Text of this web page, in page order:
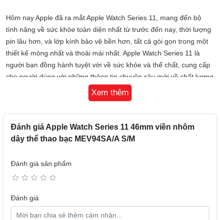
Hôm nay Apple đã ra mắt Apple Watch Series 11, mang đến bộ
tính năng về sức khỏe toàn diện nhất từ trước đến nay, thời lượng
pin lâu hơn, và lớp kính bảo vệ bền hơn, tất cả gói gọn trong một
thiết kế mỏng nhất và thoải mái nhất. Apple Watch Series 11 là
người bạn đồng hành tuyệt vời về sức khỏe và thể chất, cung cấp
cho người dùng với những thông tin chuyên sâu mới về chất lượng
giấc ngủ với điểm số giấc ngủ, bổ sung vào bộ tính năng sức khỏe
mạnh mẽ có trong thiết bị. Với thời lượng pin lên đến 24 giờ và
màn hình Ion-X chống trầy xước gấp 2 lần, việc đeo Apple Watch
cả ngày lẫn đêm đã trở nên thuận tiện hơn bao giờ hết. Hệ điều
hành watchOS 26 mang đến nhiều tính năng cá nhân hóa hơn để
Workout Buddy được hỗ trợ bởi Apple Intelligence, cử chỉ lắc cổ
cũng như màu đen bóng, vàng hồng và bạc, cùng với vỏ titan
đánh bóng màu tự nhiên, gold và xám đá phiến.
Xem thêm
Đánh giá Apple Watch Series 11 46mm viền nhôm
dây thể thao bạc MEV94SA/A S/M
Đánh giá sản phẩm
Đánh giá